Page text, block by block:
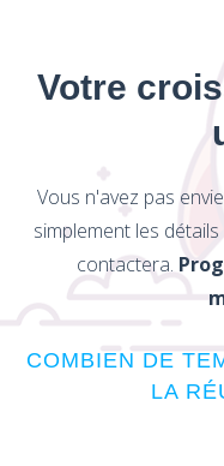
Votre
Vous n'avez pas
simplement les
contactera.
COMBIEN DE
LA